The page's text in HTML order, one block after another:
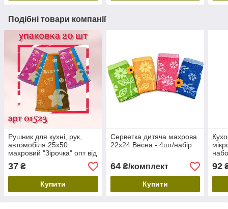
Подібні товари компанії
Рушник для кухні, рук,
автомобіля 25х50
махровий "Зірочка" опт від
20 шт
37 ₴
Купити
Серветка дитяча махрова
22х24 Весна - 4шт/набір
64₴/комплект
Купити
92